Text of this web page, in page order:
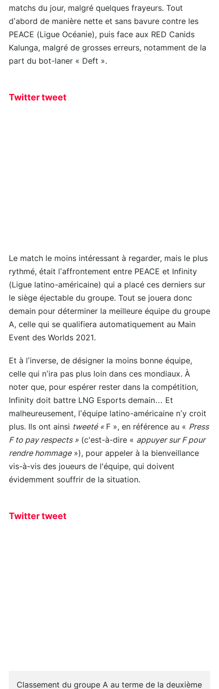
matchs du jour, malgré quelques frayeurs. Tout
d’abord de manière nette et sans bavure contre les
PEACE (Ligue Océanie), puis face aux RED Canids
Kalunga, malgré de grosses erreurs, notamment de la
part du bot-laner « Deft ».
Twitter tweet
Le match le moins intéressant à regarder, mais le plus
rythmé, était l’affrontement entre PEACE et Infinity
(Ligue latino-américaine) qui a placé ces derniers sur
le siège éjectable du groupe. Tout se jouera donc
demain pour déterminer la meilleure équipe du groupe
A, celle qui se qualifiera automatiquement au Main
Event des Worlds 2021.
Et à l’inverse, de désigner la moins bonne équipe,
celle qui n’ira pas plus loin dans ces mondiaux. À
noter que, pour espérer rester dans la compétition,
Infinity doit battre LNG Esports demain… Et
malheureusement, l’équipe latino-américaine n’y croit
plus. Ils ont ainsi tweeté « F », en référence au « Press
F to pay respects » (c'est-à-dire « appuyer sur F pour
rendre hommage»), pour appeler à la bienveillance
vis-à-vis des joueurs de l'équipe, qui doivent
évidemment souffrir de la situation.
Twitter tweet
Classement du groupe A au terme de la deuxième